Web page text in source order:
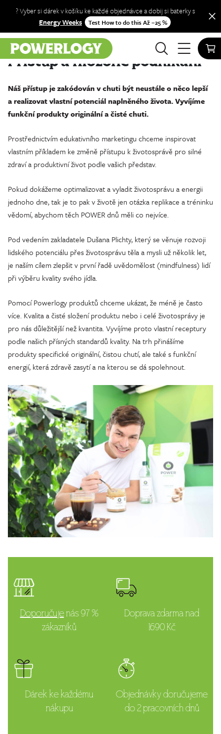
? Vyber si dárek v košíku ke každé objednávce a dobij si baterky s
Energy Weeks
Test How to do this Až −25 %
Přístup a filozofie podnikání
Náš přístup je zakódován v chuti být neustále o něco lepší
a realizovat vlastní potenciál naplněného života. Vyvíjíme
funkční produkty originální a čisté chuti.
Prostřednictvím edukativního marketingu chceme inspirovat
vlastním příkladem ke změně přístupu k životosprávě pro silné
zdraví a produktivní život podle vašich představ.
Pokud dokážeme optimalizovat a vyladit životosprávu a energii
jednoho dne, tak je to pak v životě jen otázka replikace a tréninku
vědomí, abychom těch POWER dnů měli co nejvíce.
Pod vedením zakladatele Dušana Plichty, který se věnuje rozvoji
lidského potenciálu přes životosprávu těla a mysli už několik let,
je naším cílem zlepšit v první řadě uvědomělost (mindfulness) lidí
při výběru kvality svého jídla.
Pomocí Powerlogy produktů chceme ukázat, že méně je často
více. Kvalita a čisté složení produktu nebo i celé životosprávy je
pro nás důležitější než kvantita. Vyvíjíme proto vlastní receptury
podle našich přísných standardů kvality. Na trh přinášíme
produkty specifické originální, čistou chutí, ale také s funkční
energií, která zdravě zasytí a na kterou se dá spolehnout.
Doporučujenás97 %
zákazníků
Doprava zdarma nad
1690 Kč
Dárek ke každému
nákupu
Objednávky doručujeme
do 2 pracovních dnů